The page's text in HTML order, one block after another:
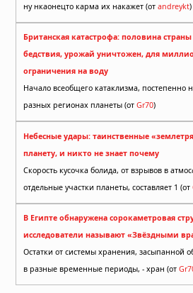
ну нкаонецто карма их накажет (от andreykt)
Британская катастрофа: половина
бедствия, урожай уничтожен, для
ограничения на воду
Начало всеобщего катаклизма, постепенно
разных регионах планеты (от Gr70)
Небесные удары: таинственные
планету, и никто не знает почему
Скорость кусочка болида, от взрывов в
отдельные участки планеты, составляет 1 (от
В Египте обнаружена сорокаметровая
исследователи называют «Звёздными
Остатки от системы хранения, засыпанной
в разные временные периоды, - хран (от